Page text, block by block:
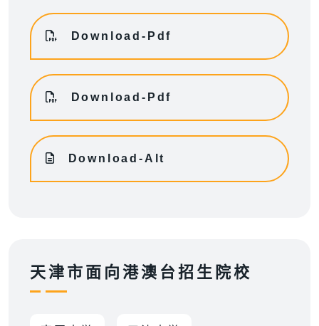
Download-Pdf
Download-Pdf
Download-Alt
天津市面向港澳台招生院校